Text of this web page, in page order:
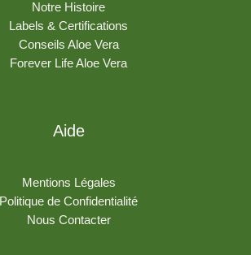
Notre Histoire
Labels & Certifications
Conseils Aloe Vera
Forever Life Aloe Vera
Aide
Mentions Légales
Politique de Confidentialité
Nous Contacter